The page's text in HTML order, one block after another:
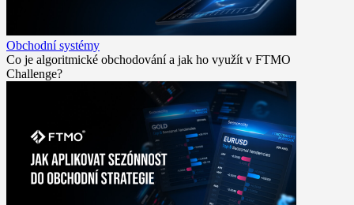
Obchodní systémy
Co je algoritmické obchodování a jak ho využít v FTMO
Challenge?